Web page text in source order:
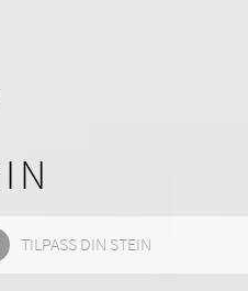
TILPASS DIN STEIN